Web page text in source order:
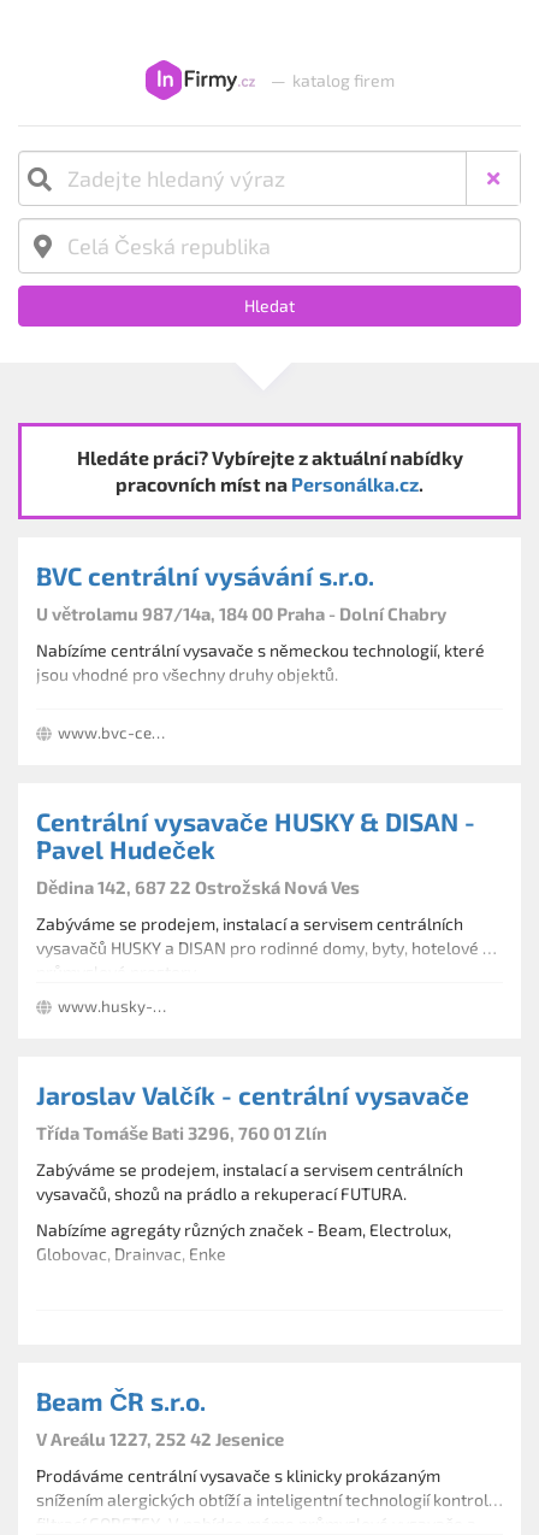
— katalog firem
Hledat
Hledáte práci? Vybírejte z aktuální nabídky
pracovních míst na Personálka.cz.
BVC centrální vysávání s.r.o.
U větrolamu 987/14a, 184 00 Praha - Dolní Chabry
Nabízíme centrální vysavače s německou technologií, které
jsou vhodné pro všechny druhy objektů.
www.bvc-centralnivysavani.cz
Centrální vysavače HUSKY & DISAN -
Pavel Hudeček
Dědina 142, 687 22 Ostrožská Nová Ves
Zabýváme se prodejem, instalací a servisem centrálních
vysavačů HUSKY a DISAN pro rodinné domy, byty, hotelové a
www.husky-slovacko.cz
Jaroslav Valčík - centrální vysavače
Třída Tomáše Bati 3296, 760 01 Zlín
Zabýváme se prodejem, instalací a servisem centrálních
vysavačů, shozů na prádlo a rekuperací FUTURA.
Nabízíme agregáty různých značek - Beam, Electrolux,
Globovac, Drainvac, Enke
Beam ČR s.r.o.
V Areálu 1227, 252 42 Jesenice
Prodáváme centrální vysavače s klinicky prokázaným
snížením alergických obtíží a inteligentní technologií kontroly,
filtrací GORETEX. V nabídce máme průmyslové vysavače a